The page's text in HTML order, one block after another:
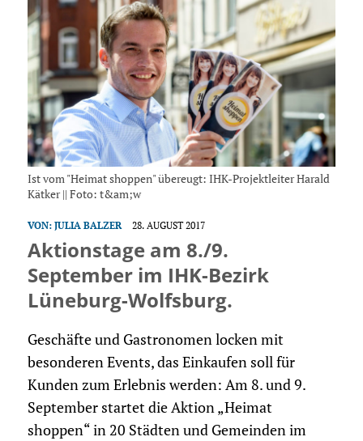
Ist vom "Heimat shoppen" übereugt: IHK-Projektleiter Harald
Kätker || Foto: t&am;w
VON: JULIA BALZER 28. AUGUST 2017
Aktionstage am 8./9.
September im IHK-Bezirk
Lüneburg-Wolfsburg.
Geschäfte und Gastronomen locken mit
besonderen Events, das Einkaufen soll für
Kunden zum Erlebnis werden: Am 8. und 9.
September startet die Aktion „Heimat
shoppen“ in 20 Städten und Gemeinden im